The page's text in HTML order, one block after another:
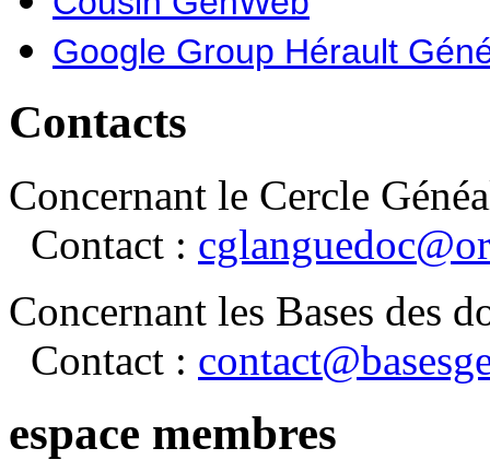
Google Group Hérault
Contacts
Concernant le Cercle
Contact :
Concernant les Bases des
Contact :
espace membres